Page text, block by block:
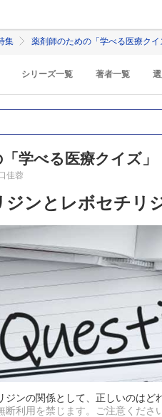
集 薬剤師のための「学べる医療クイ
シリーズ一覧 著者一覧
学べる医療クイズ」
佳蓉
ジンとレボセチリ
ンの関係として、正しいのはど
利用を禁じます。ご注意ください